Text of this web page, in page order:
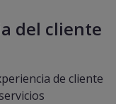
del cliente
de cliente